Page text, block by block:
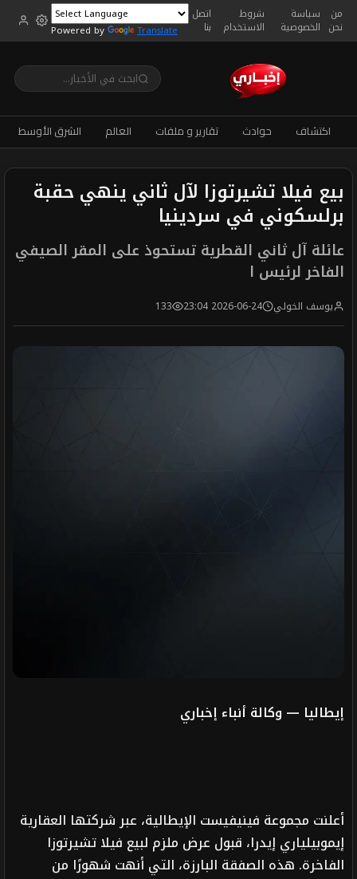
من
نحن
سياسة
الخصوصية
شروط
الاستخدام
اتصل
بنا Powered by Translate
اكتشاف حوادث تقارير و ملفات العالم الشرق الأوسط
بيع فيلا تشيرتوزا لآل ثاني ينهي حقبة
برلسكوني في سردينيا
عائلة آل ثاني القطرية تستحوذ على المقر الصيفي
الفاخر لرئيس ا
يوسف الخولي 2026-06-24 23:04
133
إيطاليا — وكالة أنباء إخباري
أعلنت مجموعة فينيفيست الإيطالية، عبر شركتها العقارية
إيموبيلياري إيدرا، قبول عرض ملزم لبيع فيلا تشيرتوزا
الفاخرة. هذه الصفقة البارزة، التي أنهت شهورًا من